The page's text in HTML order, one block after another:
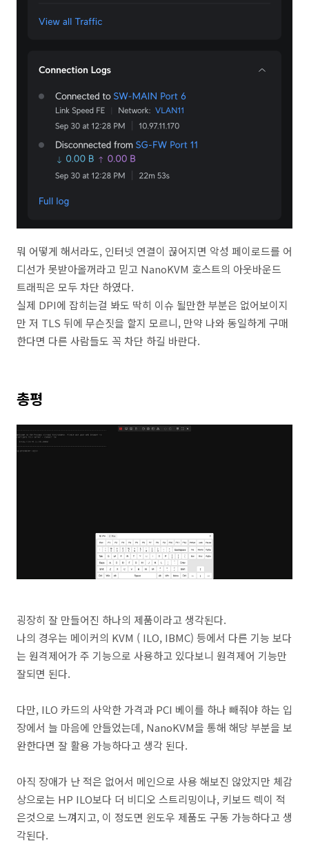
뭐 어떻게 해서라도, 인터넷 연결이 끊어지면 악성 페이로드를 어
디선가 못받아올꺼라고 믿고 NanoKVM 호스트의 아웃바운드
트래픽은 모두 차단 하였다.
실제 DPI에 잡히는걸 봐도 딱히 이슈 될만한 부분은 없어보이지
만 저 TLS 뒤에 무슨짓을 할지 모르니, 만약 나와 동일하게 구매
한다면 다른 사람들도 꼭 차단 하길 바란다.
총평
굉장히 잘 만들어진 하나의 제품이라고 생각된다.
나의 경우는 메이커의 KVM ( ILO, IBMC) 등에서 다른 기능 보다
는 원격제어가 주 기능으로 사용하고 있다보니 원격제어 기능만
잘되면 된다.
다만, ILO 카드의 사악한 가격과 PCI 베이를 하나 빼줘야 하는 입
장에서 늘 마음에 안들었는데, NanoKVM을 통해 해당 부분을 보
완한다면 잘 활용 가능하다고 생각 된다.
아직 장애가 난 적은 없어서 메인으로 사용 해보진 않았지만 체감
상으로는 HP ILO보다 더 비디오 스트리밍이나, 키보드 렉이 적
은것으로 느껴지고, 이 정도면 윈도우 제품도 구동 가능하다고 생
각된다.